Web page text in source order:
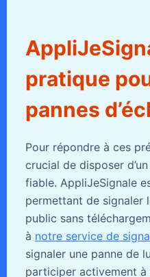
pratique
pannes
Pour répondre à ces
crucial de disposer
fiable. AppliJeSignale
permettant de signaler
public sans
à notre service de
signaler une panne de
participer activement à